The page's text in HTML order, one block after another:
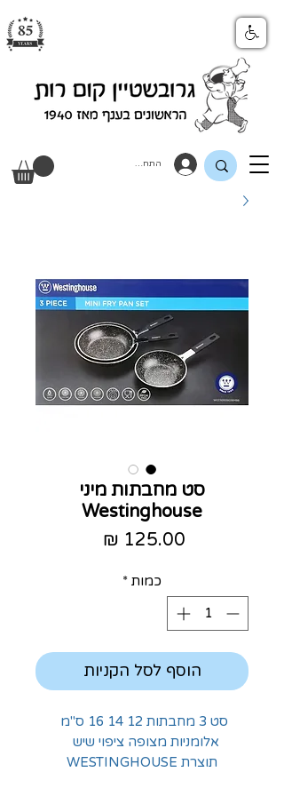
התחבר
סט מחבתות מיני
Westinghouse
כמות *
הוסף לסל הקניות
סט 3 מחבתות 12 14 16 ס"מ
אלומניות מצופה ציפוי שיש
תוצרת WESTINGHOUSE